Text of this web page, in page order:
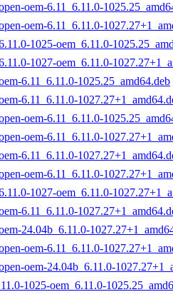
oem-6.11_6.11.0-
oem-6.11_6.11.0-
1025-oem_6.11.0-
1027-oem_6.11.0-
6.11_6.11.0-1025.25_amd64.deb
6.11_6.11.0-
oem-6.11_6.11.0-
oem-6.11_6.11.0-
6.11_6.11.0-
oem-6.11_6.11.0-
1027-oem_6.11.0-
6.11_6.11.0-
24.04b_6.11.0-
oem-6.11_6.11.0-
oem-24.04b_6.11.0-
1025-oem_6.11.0-